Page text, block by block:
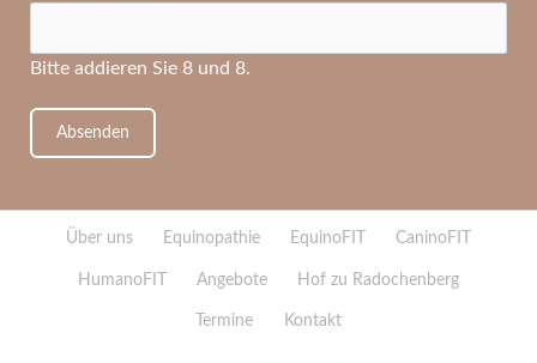
Bitte addieren Sie 8 und 8.
Absenden
Navigation
Über uns Equinopathie EquinoFIT CaninoFIT
HumanoFIT Angebote Hof zu Radochenberg
Termine Kontakt